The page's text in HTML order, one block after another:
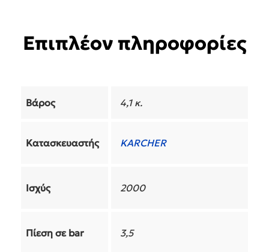
Ναι
Εξάρτημα Χαλιού
Εξάρτημα Τζαμιών
Πέλμα για Υφάσματα
Όχι